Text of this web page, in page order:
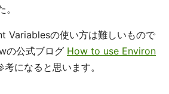
Variablesの使い方は難しいもので
の公式ブログ How to use Environ
考になると思います。